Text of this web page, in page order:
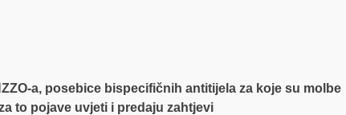
a, posebice bispecifičnih antitijela za koje su molbe
to pojave uvjeti i predaju zahtjevi